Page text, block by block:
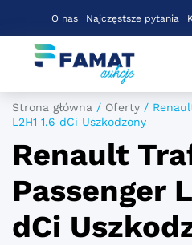
O nas Najczęstsze pytania
Strona główna / Oferty /
L2H1 1.6 dCi Uszkodzony
Renault
Passenger
dCi